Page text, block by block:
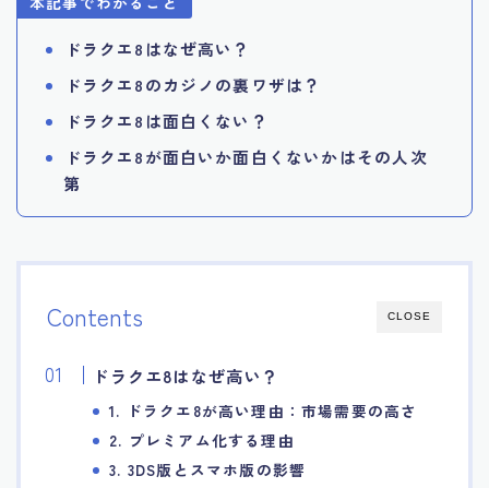
ドラクエ8はなぜ高い？
ドラクエ8のカジノの裏ワザは？
ドラクエ8は面白くない？
ドラクエ8が面白いか面白くないかはその人次
第
CLOSE
Contents
ドラクエ8はなぜ高い？
1. ドラクエ8が高い理由：市場需要の高さ
2. プレミアム化する理由
3. 3DS版とスマホ版の影響